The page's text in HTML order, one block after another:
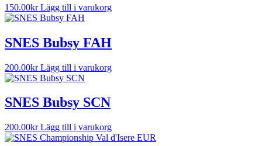
150.00kr Lägg till i varukorg
SNES Bubsy FAH
200.00kr Lägg till i varukorg
SNES Bubsy SCN
200.00kr Lägg till i varukorg